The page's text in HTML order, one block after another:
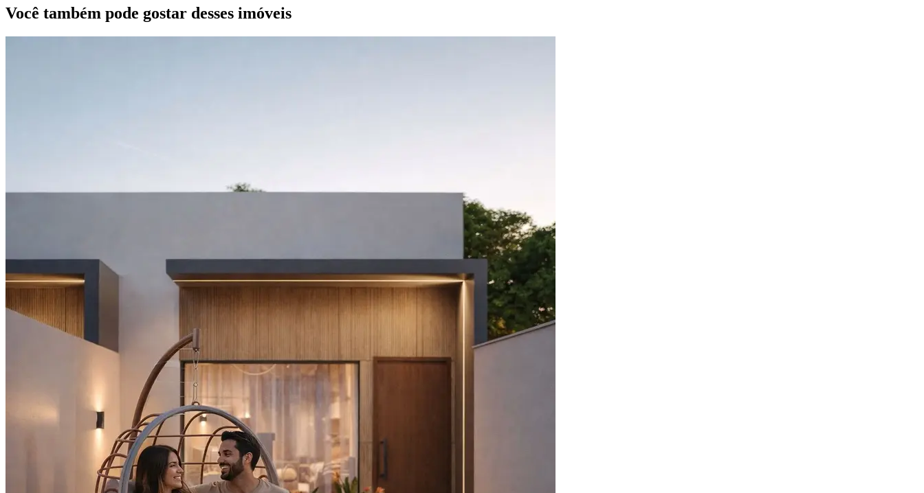
Você também pode gostar desses imóveis